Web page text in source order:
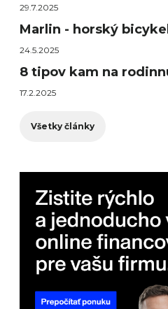
29.7.2025
Marlin - horský
24.5.2025
8 tipov kam na
17.2.2025
Všetky články